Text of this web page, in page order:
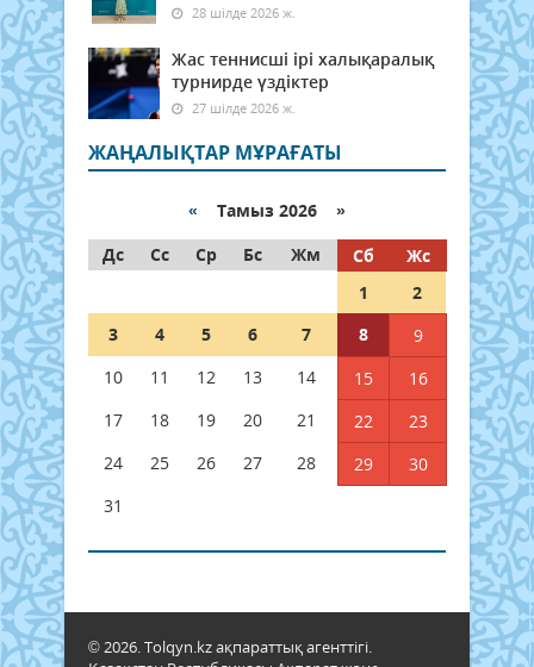
28 шілде 2026 ж.
Жас теннисші ірі халықаралық
турнирде үздіктер
27 шілде 2026 ж.
ЖАҢАЛЫҚТАР МҰРАҒАТЫ
« Тамыз 2026 »
Дс
Сс Ср Бс Жм Сб
Жс
1
2
3
4 5 6 7 8
9
10
11 12 13 14 15
16
17
18 19 20 21 22
23
24
25 26 27 28 29
30
31
© 2026. Tolqyn.kz ақпараттық агенттігі.